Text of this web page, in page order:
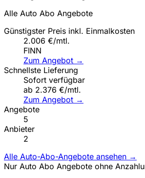
Alle Auto Abo Angebote
Günstigster Preis inkl. Einmalkosten
2.006 €/mtl.
FINN
Zum Angebot →
Schnellste Lieferung
Sofort verfügbar
ab 2.376 €/mtl.
Zum Angebot →
Angebote
5
Anbieter
2
Alle Auto-Abo-Angebote ansehen →
Nur Auto Abo Angebote ohne